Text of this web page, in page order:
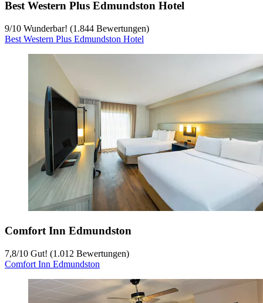
Best Western Plus Edmundston Hotel
9/10 Wunderbar! (1.844 Bewertungen)
Best Western Plus Edmundston Hotel
Comfort Inn Edmundston
7,8/10 Gut! (1.012 Bewertungen)
Comfort Inn Edmundston